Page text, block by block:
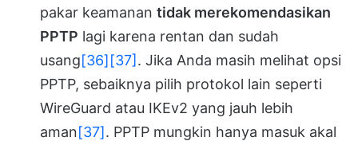
pakar keamanan tidak merekomendasikan
PPTP lagi karena rentan dan sudah
usang[36][37] . Jika Anda masih melihat opsi
PPTP, sebaiknya pilih protokol lain seperti
WireGuard atau IKEv2 yang jauh lebih
aman[37]. PPTP mungkin hanya masuk akal